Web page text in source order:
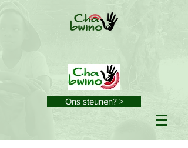
Ons steunen? >